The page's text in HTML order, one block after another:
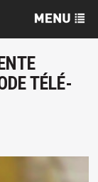
TÉLÉ-